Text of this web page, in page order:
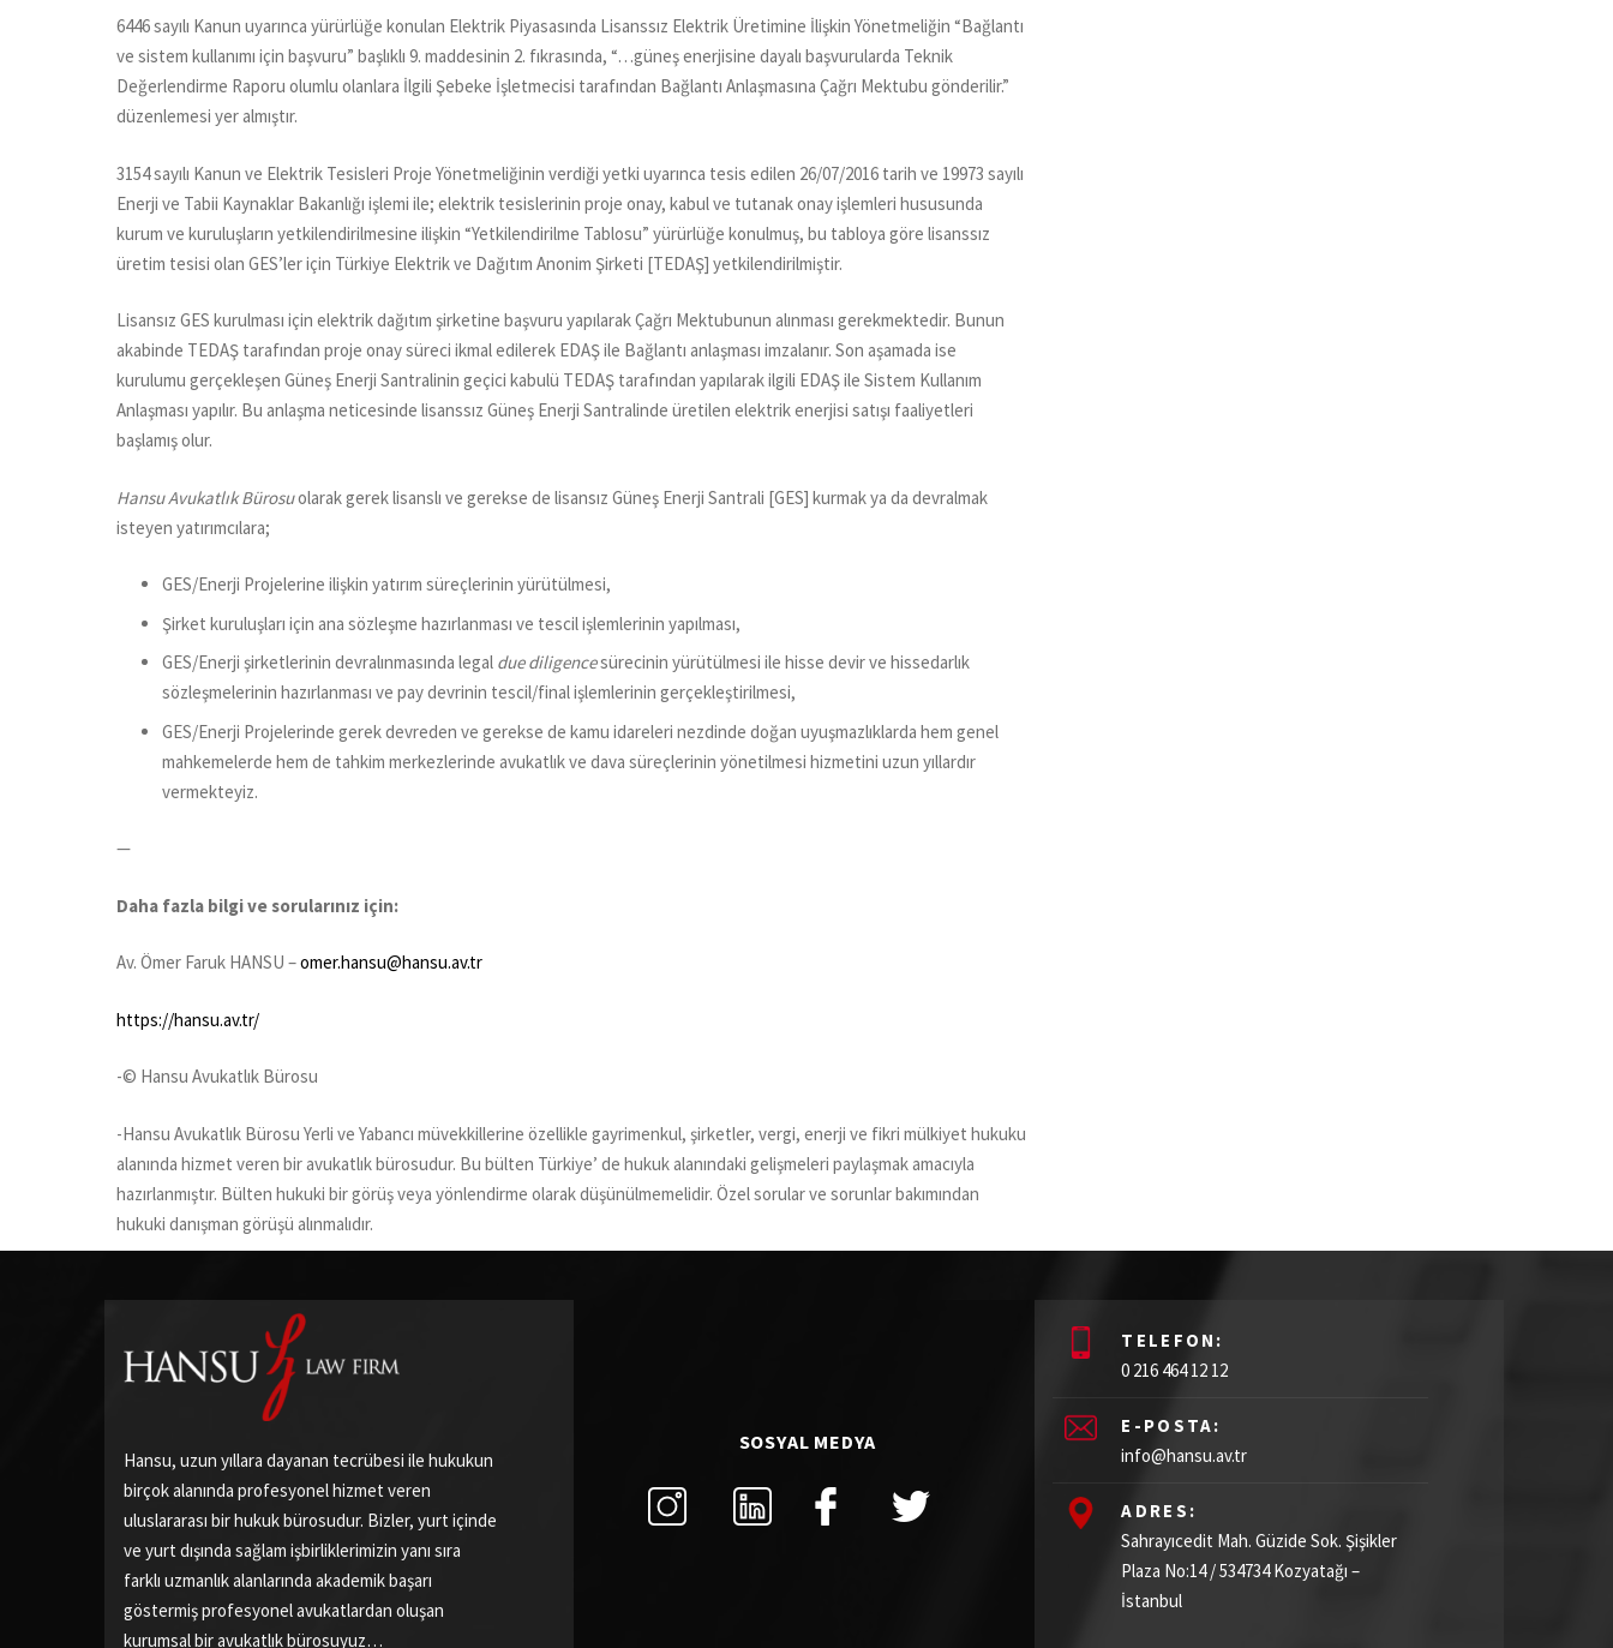
6446 sayılı Kanun uyarınca yürürlüğe konulan Elektrik Piyasasında Lisanssız Elektrik Üretimine İlişkin Yönetmeliğin “Bağlantı
ve sistem kullanımı için başvuru” başlıklı 9. maddesinin 2. fıkrasında, “…güneş enerjisine dayalı başvurularda Teknik
Değerlendirme Raporu olumlu olanlara İlgili Şebeke İşletmecisi tarafından Bağlantı Anlaşmasına Çağrı Mektubu gönderilir.”
düzenlemesi yer almıştır.
3154 sayılı Kanun ve Elektrik Tesisleri Proje Yönetmeliğinin verdiği yetki uyarınca tesis edilen 26/07/2016 tarih ve 19973 sayılı
Enerji ve Tabii Kaynaklar Bakanlığı işlemi ile; elektrik tesislerinin proje onay, kabul ve tutanak onay işlemleri hususunda
kurum ve kuruluşların yetkilendirilmesine ilişkin “Yetkilendirilme Tablosu” yürürlüğe konulmuş, bu tabloya göre lisanssız
üretim tesisi olan GES’ler için Türkiye Elektrik ve Dağıtım Anonim Şirketi [TEDAŞ] yetkilendirilmiştir.
Lisansız GES kurulması için elektrik dağıtım şirketine başvuru yapılarak Çağrı Mektubunun alınması gerekmektedir. Bunun
akabinde TEDAŞ tarafından proje onay süreci ikmal edilerek EDAŞ ile Bağlantı anlaşması imzalanır. Son aşamada ise
kurulumu gerçekleşen Güneş Enerji Santralinin geçici kabulü TEDAŞ tarafından yapılarak ilgili EDAŞ ile Sistem Kullanım
Anlaşması yapılır. Bu anlaşma neticesinde lisanssız Güneş Enerji Santralinde üretilen elektrik enerjisi satışı faaliyetleri
başlamış olur.
Hansu Avukatlık Bürosuolarak gerek lisanslı ve gerekse de lisansız Güneş Enerji Santrali [GES] kurmak ya da devralmak
isteyen yatırımcılara;
GES/Enerji Projelerine ilişkin yatırım süreçlerinin yürütülmesi,
Şirket kuruluşları için ana sözleşme hazırlanması ve tescil işlemlerinin yapılması,
GES/Enerji şirketlerinin devralınmasında legal due diligencesürecinin yürütülmesi ile hisse devir ve hissedarlık
sözleşmelerinin hazırlanması ve pay devrinin tescil/final işlemlerinin gerçekleştirilmesi,
GES/Enerji Projelerinde gerek devreden ve gerekse de kamu idareleri nezdinde doğan uyuşmazlıklarda hem genel
mahkemelerde hem de tahkim merkezlerinde avukatlık ve dava süreçlerinin yönetilmesi hizmetini uzun yıllardır
vermekteyiz.
—
Daha fazla bilgi ve sorularınız için:
Av. Ömer Faruk HANSU –omer.hansu@hansu.av.tr
https://hansu.av.tr/
-© Hansu Avukatlık Bürosu
-Hansu Avukatlık Bürosu Yerli ve Yabancı müvekkillerine özellikle gayrimenkul, şirketler, vergi, enerji ve fikri mülkiyet hukuku
alanında hizmet veren bir avukatlık bürosudur. Bu bülten Türkiye’ de hukuk alanındaki gelişmeleri paylaşmak amacıyla
hazırlanmıştır. Bülten hukuki bir görüş veya yönlendirme olarak düşünülmemelidir. Özel sorular ve sorunlar bakımından
hukuki danışman görüşü alınmalıdır.
Hansu, uzun yıllara dayanan tecrübesi ile hukukun
birçok alanında profesyonel hizmet veren
uluslararası bir hukuk bürosudur. Bizler, yurt içinde
ve yurt dışında sağlam işbirliklerimizin yanı sıra
farklı uzmanlık alanlarında akademik başarı
göstermiş profesyonel avukatlardan oluşan
kurumsal bir avukatlık bürosuyuz…
SOSYAL MEDYA
TELEFON:
0 216 464 12 12
E-POSTA:
info@hansu.av.tr
ADRES:
Sahrayıcedit Mah. Güzide Sok. Şişikler
Plaza No:14 / 534734Kozyatağı –
İstanbul